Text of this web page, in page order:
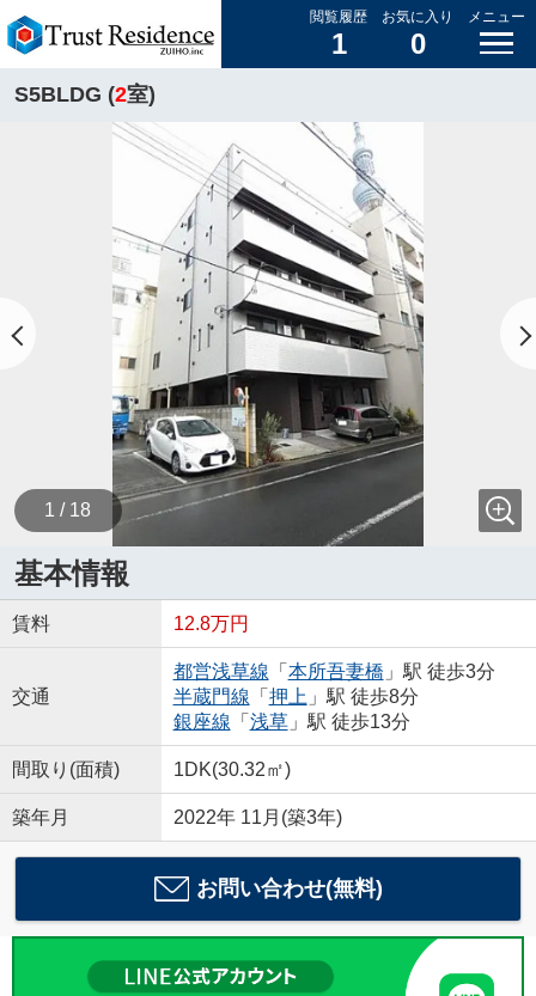
閲覧履歴
1
お気に入り
0
メニュー
S5BLDG (2室)
1 / 18
基本情報
賃料 12.8万円
交通
都営浅草線 「 本所吾妻橋 」駅 徒歩3分
半蔵門線 「 押上 」駅 徒歩8分
銀座線 「 浅草」駅 徒歩13分
間取り(面積) 1DK(30.32㎡)
築年月 2022年 11月(築3年)
お問い合わせ(無料)